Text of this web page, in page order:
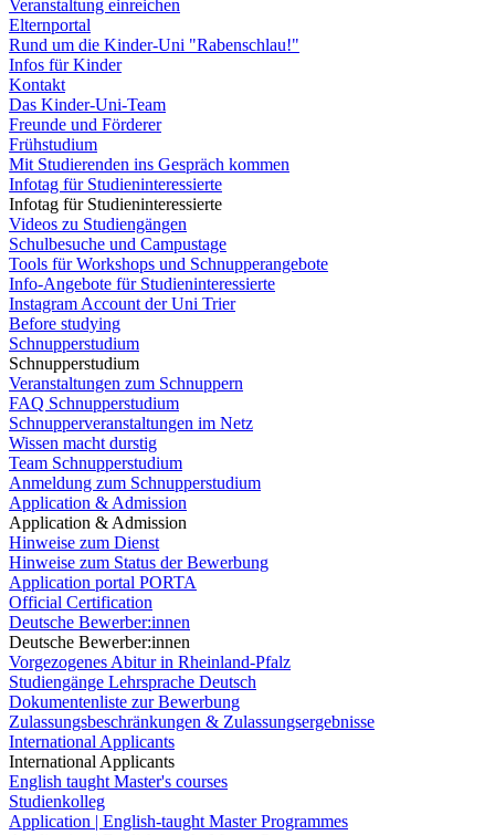
Veranstaltung einreichen
Elternportal
Rund um die Kinder-Uni "Rabenschlau!"
Infos für Kinder
Kontakt
Das Kinder-Uni-Team
Freunde und Förderer
Frühstudium
Mit Studierenden ins Gespräch kommen
Infotag für Studieninteressierte
Infotag für Studieninteressierte
Videos zu Studiengängen
Schulbesuche und Campustage
Tools für Workshops und Schnupperangebote
Info-Angebote für Studieninteressierte
Instagram Account der Uni Trier
Before studying
Schnupperstudium
Schnupperstudium
Veranstaltungen zum Schnuppern
FAQ Schnupperstudium
Schnupperveranstaltungen im Netz
Wissen macht durstig
Team Schnupperstudium
Anmeldung zum Schnupperstudium
Application & Admission
Application & Admission
Hinweise zum Dienst
Hinweise zum Status der Bewerbung
Application portal PORTA
Official Certification
Deutsche Bewerber:innen
Deutsche Bewerber:innen
Vorgezogenes Abitur in Rheinland-Pfalz
Studiengänge Lehrsprache Deutsch
Dokumentenliste zur Bewerbung
Zulassungsbeschränkungen & Zulassungsergebnisse
International Applicants
International Applicants
English taught Master's courses
Studienkolleg
Application | English-taught Master Programmes